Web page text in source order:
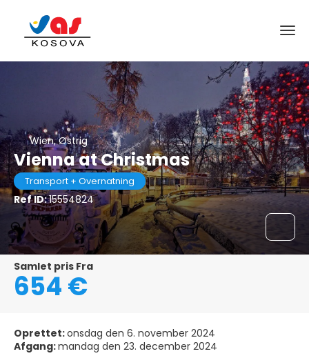
Wien, Østrig
Vienna at Christmas
Transport + Overnatning
Ref ID:15554824
Samlet pris Fra
654 €
Oprettet:onsdag den 6. november 2024
Afgang:mandag den 23. december 2024